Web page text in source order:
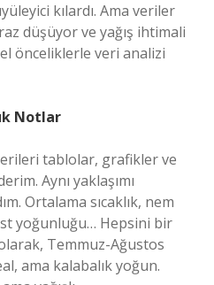
kılardı. Ama veriler
düşüyor ve yağış ihtimali
önceliklerle veri analizi
Notlar
tablolar, grafikler ve
Aynı yaklaşımı
Ortalama sıcaklık, nem
yoğunluğu… Hepsini bir
Temmuz-Ağustos
ama kalabalık yoğun.